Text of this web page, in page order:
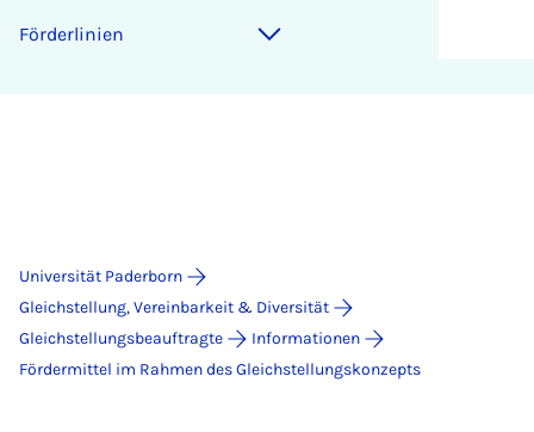
För­der­li­ni­en
Universität Paderborn
Gleichstellung, Vereinbarkeit & Diversität
Gleichstellungsbeauftragte
Informationen
Fördermittel im Rahmen des Gleichstellungskonzepts